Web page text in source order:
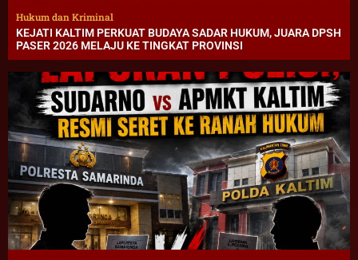
Hukum dan Kriminal
KEJATI KALTIM PERKUAT BUDAYA SADAR HUKUM, JUARA DPSH
PASER 2026 MELAJU KE TINGKAT PROVINSI